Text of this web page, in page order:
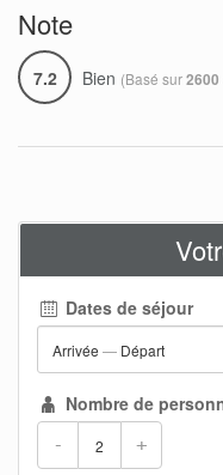
Note
7.2 Bien (Basé sur
Dates de séjour
Arrivée — Départ
Nombre de
- +